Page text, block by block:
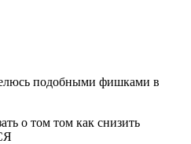
подобными фишками в
о том том как снизить